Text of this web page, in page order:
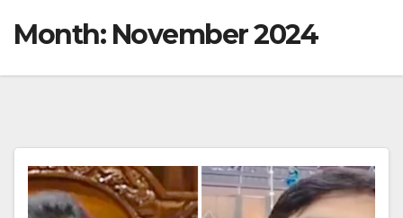
Month: November 2024